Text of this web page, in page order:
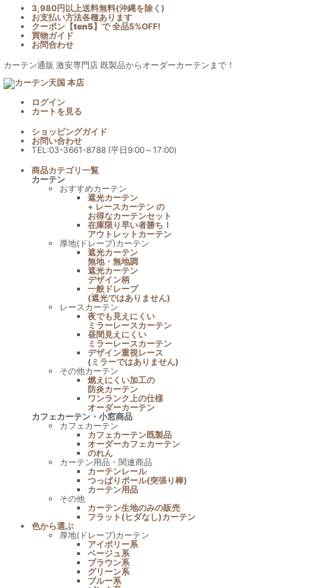
3,980円以上送料無料(沖縄を除く)
お支払い方法各種あります
クーポン【ten5】で全品5%OFF!
買物ガイド
お問合わせ
カーテン通販 激安専門店 既製品からオーダーカーテンまで！
ログイン
カート を見る
ショッピングガイド
お問い合わせ
TEL:03-3661-8788 (平日9:00～17:00)
商品カテゴリ一覧
カーテン
おすすめカーテン
遮光カーテン
+ レースカーテン の
お得なカーテンセット
在庫限り早い者勝ち！
アウトレットカーテン
厚地(ドレープ)カーテン
遮光カーテン
無地・無地調
遮光カーテン
デザイン柄
一般ドレープ
(遮光ではありません)
レースカーテン
夜でも見えにくい
ミラーレースカーテン
昼間見えにくい
ミラーレースカーテン
デザイン重視レース
(ミラーではありません)
その他カーテン
燃えにくい加工の
防炎カーテン
ワンランク上の仕様
オーダーカーテン
カフェカーテン・小窓商品
カフェカーテン
カフェカーテン既製品
オーダーカフェカーテン
のれん
カーテン用品・関連商品
カーテンレール
つっぱりポール(突張り棒)
カーテン用品
その他
カーテン生地のみの販売
フラット(ヒダなし)カーテン
色から選ぶ
厚地(ドレープ)カーテン
アイボリー系
ベージュ系
ブラウン系
グリーン系
ブルー系